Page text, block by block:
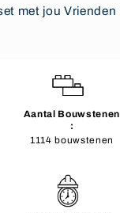
met jou Vrienden
Aantal Bouwstenen
:
1114 bouwstenen